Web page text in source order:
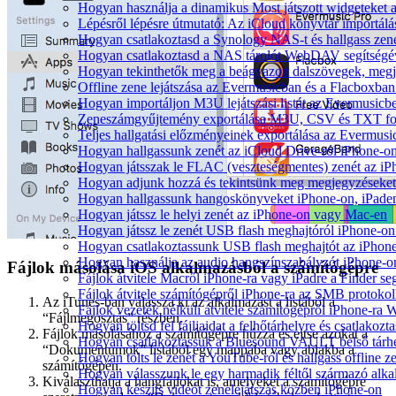
Hogyan használja a dinamikus Most játszott widgeteket
Lépésről lépésre útmutató: Az iCloud könyvtár
Hogyan csatlakoztasd a Synology NAS-t és hallgass
Hogyan csatlakoztasd a NAS tárolót WebDAV
Hogyan tekinthetők meg a beágyazott dalszövegek,
Offline zene lejátszása az Evermusicban és a
Hogyan importáljon M3U lejátszási listát az
Zeneszámgyűjtemény exportálása M3U, CSV és TXT
Teljes hallgatási előzményeinek exportálása az
Hogyan hallgassunk zenét az iCloud Drive-ról iPhone-
Hogyan játsszak le FLAC (veszteségmentes) zenét az
Hogyan adjunk hozzá és tekintsünk meg
Hogyan hallgassunk hangoskönyveket iPhone-on,
Hogyan játssz le helyi zenét az iPhone-on vagy Mac-en
Hogyan játssz le zenét USB flash meghajtóról iPhone-
Hogyan csatlakoztassunk USB flash meghajtót az
Hogyan használja az audio hangszínszabályzót
Fájlok átvitele Macről iPhone-ra vagy iPadre a Finder
Fájlok átvitele számítógépről iPhone-ra az SMB
Fájlok vezeték nélküli átvitele számítógépről iPhone-ra
Hogyan töltsd fel fájljaidat a felhőtárhelyre és
Hogyan csatlakoztassuk a Bluesound VAULT belső
Hogyan tölts le zenét a YouTube-ról és hallgass offline
Hogyan válasszunk le egy harmadik féltől származó
Hogyan készíts videót zenelejátszás közben iPhone-on
Fájlok másolása iOS alkalmazásból a számítógépre
Az iTunes-ban válassza ki az alkalmazást a listából a
“Fájlmegosztás” részben.
Fájlok másolásához a számítógépre húzza és ejtse azokat a
“Dokumentumok” listából egy mappába vagy ablakba a
számítógépén.
Kiválaszthatja a hangfájlokat is, amelyeket a számítógépre